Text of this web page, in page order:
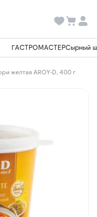
ГАСТРОМАСТЕРСырный
желтая AROY-D, 400 г